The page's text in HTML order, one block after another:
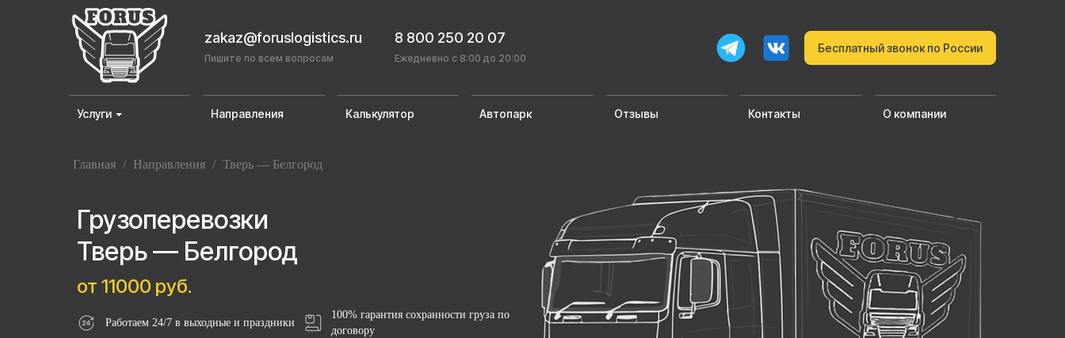
zakaz@foruslogistics.ru
Пишите по всем вопросам
8 800 250 20 07
Ежедневно с 8:00 до 20:00
Бесплатный звонок по России
Услуги Направления Калькулятор Автопарк Отзывы Контакты О компании
Главная / Направления / Тверь — Белгород
Грузоперевозки
Тверь — Белгород
от 11000 руб.
Работаем 24/7 в выходные и праздники
100% гарантия сохранности груза по
договору